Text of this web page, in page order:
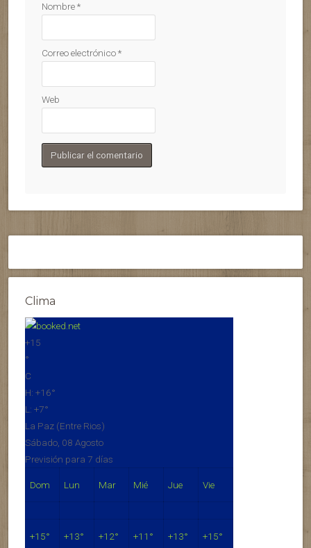
Nombre*
Correo electrónico*
Web
Clima
+15
°
C
H: +16°
L: +7°
La Paz (Entre Rios)
Sábado, 08 Agosto
Previsión para 7 días
Dom Lun Mar Mié Jue Vie
+15° +13° +12° +11° +13° +15°